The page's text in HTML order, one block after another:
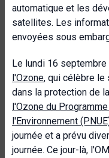
automatique et les
satellites. Les
envoyées sous
Le lundi 16
l'Ozone, qui célèbre le
dans la protection de
l'Ozone du
l'Environnement
journée et a prévu
journée. Ce jour-là,